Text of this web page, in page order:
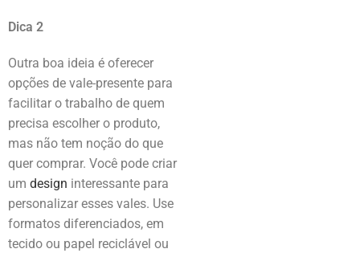
Dica 2
Outra boa ideia é oferecer
opções de vale-presente para
facilitar o trabalho de quem
precisa escolher o produto,
mas não tem noção do que
quer comprar. Você pode criar
um design interessante para
personalizar esses vales. Use
formatos diferenciados, em
tecido ou papel reciclável ou